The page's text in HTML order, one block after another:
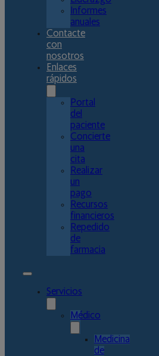
Informes
anuales
Contacte
con
nosotros
Enlaces
rápidos
Portal
del
paciente
Concierte
una
cita
Realizar
un
pago
Recursos
financieros
Repedido
de
farmacia
Servicios
Médico
Medicina
de